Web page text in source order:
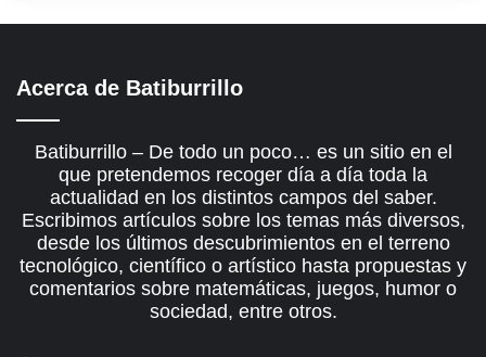
Acerca de Batiburrillo
Batiburrillo – De todo un poco… es un sitio en el
que pretendemos recoger día a día toda la
actualidad en los distintos campos del saber.
Escribimos artículos sobre los temas más diversos,
desde los últimos descubrimientos en el terreno
tecnológico, científico o artístico hasta propuestas y
comentarios sobre matemáticas, juegos, humor o
sociedad, entre otros.